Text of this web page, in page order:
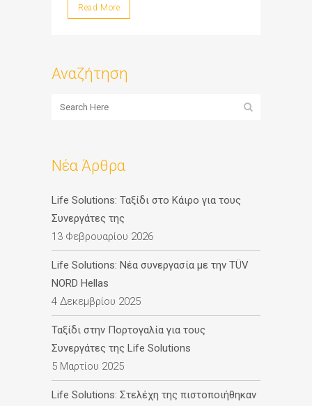
Read More
Αναζήτηση
Νέα Άρθρα
Life Solutions: Ταξίδι στο Κάιρο για τους
Συνεργάτες της
13 Φεβρουαρίου 2026
Life Solutions: Νέα συνεργασία με την TÜV
NORD Hellas
4 Δεκεμβρίου 2025
Ταξίδι στην Πορτογαλία για τους
Συνεργάτες της Life Solutions
5 Μαρτίου 2025
Life Solutions: Στελέχη της πιστοποιήθηκαν